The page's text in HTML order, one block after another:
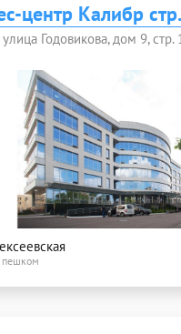
центр Калибр
Годовикова, дом 9, стр.